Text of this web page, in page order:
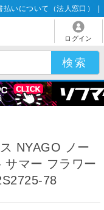
払いについて（法人窓口）
ログイン
NYAGO ノー
サマー フラワー
78